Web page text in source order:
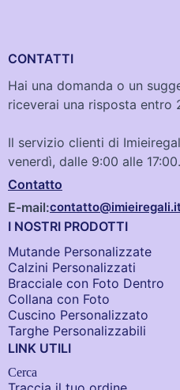
CONTATTI
Hai una domanda o un
riceverai una risposta entro
Il servizio clienti di
venerdì, dalle 9:00 alle 17:00.
Contatto
E-mail:contatto@imieiregali.it
I NOSTRI PRODOTTI
Mutande Personalizzate
Calzini Personalizzati
Bracciale con Foto Dentro​
Collana con Foto
Cuscino Personalizzato
Targhe Personalizzabili
LINK UTILI
Cerca